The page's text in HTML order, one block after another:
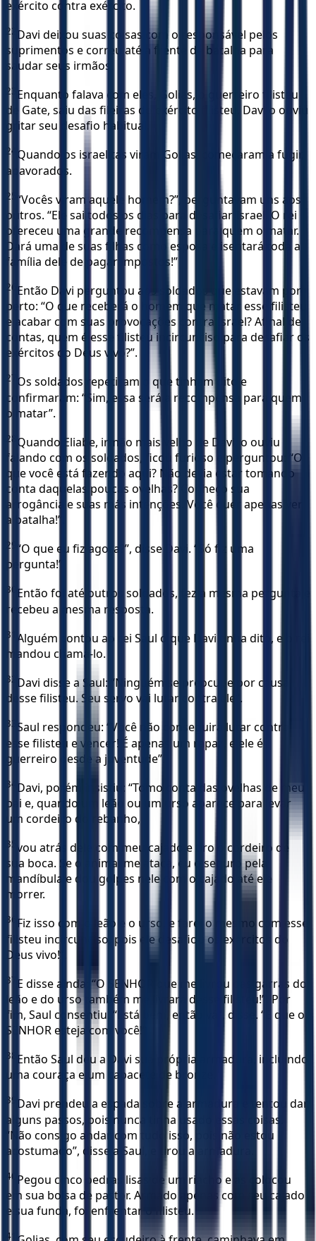
exército contra exército.
22 Davi deixou suas coisas com o responsável pelos
suprimentos e correu até a frente de batalha para
saudar seus irmãos.
23 Enquanto falava com eles, Golias, o guerreiro filisteu
de Gate, saiu das fileiras do exército filisteu. Davi o ouviu
gritar seu desafio habitual.
24 Quando os israelitas viram Golias, começaram a fugir,
apavorados.
25 “Vocês viram aquele homem?”, perguntavam uns aos
outros. “Ele sai todos os dias para desafiar Israel. O rei
ofereceu uma grande recompensa para quem o matar.
Dará uma de suas filhas como esposa e isentará toda a
família dele de pagar impostos!”
26 Então Davi perguntou aos soldados que estavam por
perto: “O que receberá o homem que matar esse filisteu
e acabar com suas provocações contra Israel? Afinal de
contas, quem é esse filisteu incircunciso para desafiar os
exércitos do Deus vivo?”.
27 Os soldados repetiram o que tinham dito e
confirmaram: “Sim, essa será a recompensa para quem
o matar”.
28 Quando Eliabe, irmão mais velho de Davi, o ouviu
falando com os soldados, ficou furioso e perguntou: “O
que você está fazendo aqui? Não devia estar tomando
conta daquelas poucas ovelhas? Conheço sua
arrogância e suas más intenções. Você quer apenas ver
a batalha!”.
29 “O que eu fiz agora?”, disse Davi. “Só fiz uma
pergunta!”
30 Então foi até outros soldados, fez a mesma pergunta e
recebeu a mesma resposta.
31
Alguém contou ao rei Saul o que Davi tinha dito, e o rei
mandou chamá-lo.
32 Davi disse a Saul: “Ninguém se preocupe por causa
desse filisteu. Seu servo vai lutar contra ele”.
33 Saul respondeu: “Você não conseguirá lutar contra
esse filisteu e vencer! É apenas um rapaz, e ele é
guerreiro desde a juventude”.
34 Davi, porém insistiu: “Tomo conta das ovelhas de meu
pai e, quando um leão ou um urso aparece para levar
um cordeiro do rebanho,
35 vou atrás dele com meu cajado e tiro o cordeiro de
sua boca. Se o animal me ataca, eu o seguro pela
mandíbula e dou golpes nele com o cajado até ele
morrer.
36 Fiz isso com o leão e o urso, e farei o mesmo com esse
filisteu incircunciso, pois ele desafiou os exércitos do
Deus vivo!”.
37 E disse ainda: “O SENHOR que me livrou das garras do
leão e do urso também me livrará desse filisteu!”. Por
fim, Saul consentiu. “Está bem, então vá”, disse. “E que o
SENHOR esteja com você!”
38 Então Saul deu a Davi sua própria armadura, incluindo
uma couraça e um capacete de bronze.
39 Davi prendeu a espada sobre a armadura e tentou dar
alguns passos, pois nunca tinha usado essas coisas.
“Não consigo andar com tudo isso, pois não estou
acostumado”, disse a Saul, e tirou a armadura.
40 Pegou cinco pedras lisas de um riacho e as colocou
em sua bolsa de pastor. Armado apenas com seu cajado
e sua funda, foi enfrentar o filisteu.
41